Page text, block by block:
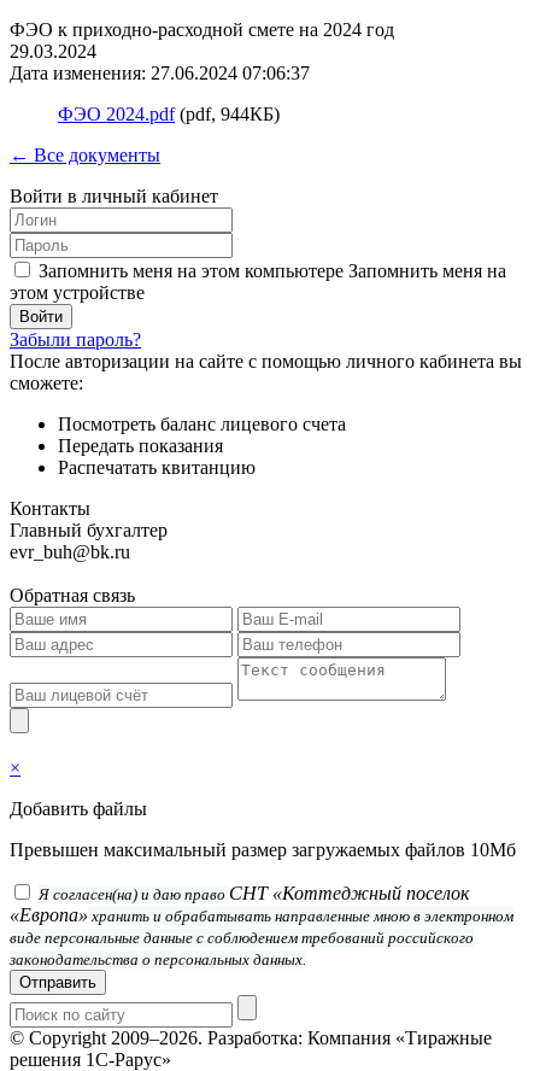
ФЭО к приходно-расходной смете на 2024 год
29.03.2024
Дата изменения: 27.06.2024 07:06:37
ФЭО 2024.pdf(pdf, 944КБ)
← Все документы
Войти в личный кабинет
Запомнить меня на этом компьютере Запомнить меня на
этом устройстве
Забыли пароль?
После авторизации на сайте с помощью личного кабинета вы
сможете:
Посмотреть баланс лицевого счета
Передать показания
Распечатать квитанцию
Контакты
Главный бухгалтер
evr_buh@bk.ru
Обратная связь
×
Добавить файлы
Превышен максимальный размер загружаемых файлов 10Мб
Я согласен(на) и даю право СНТ «Коттеджный поселок
«Европа» хранить и обрабатывать направленные мною в электронном
виде персональные данные с соблюдением требований российского
законодательства о персональных данных.
Отправить
© Copyright 2009–2026. Разработка: Компания «Тиражные
решения 1С-Рарус»